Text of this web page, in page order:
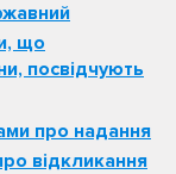
що
посвідчують
про надання
відкликання